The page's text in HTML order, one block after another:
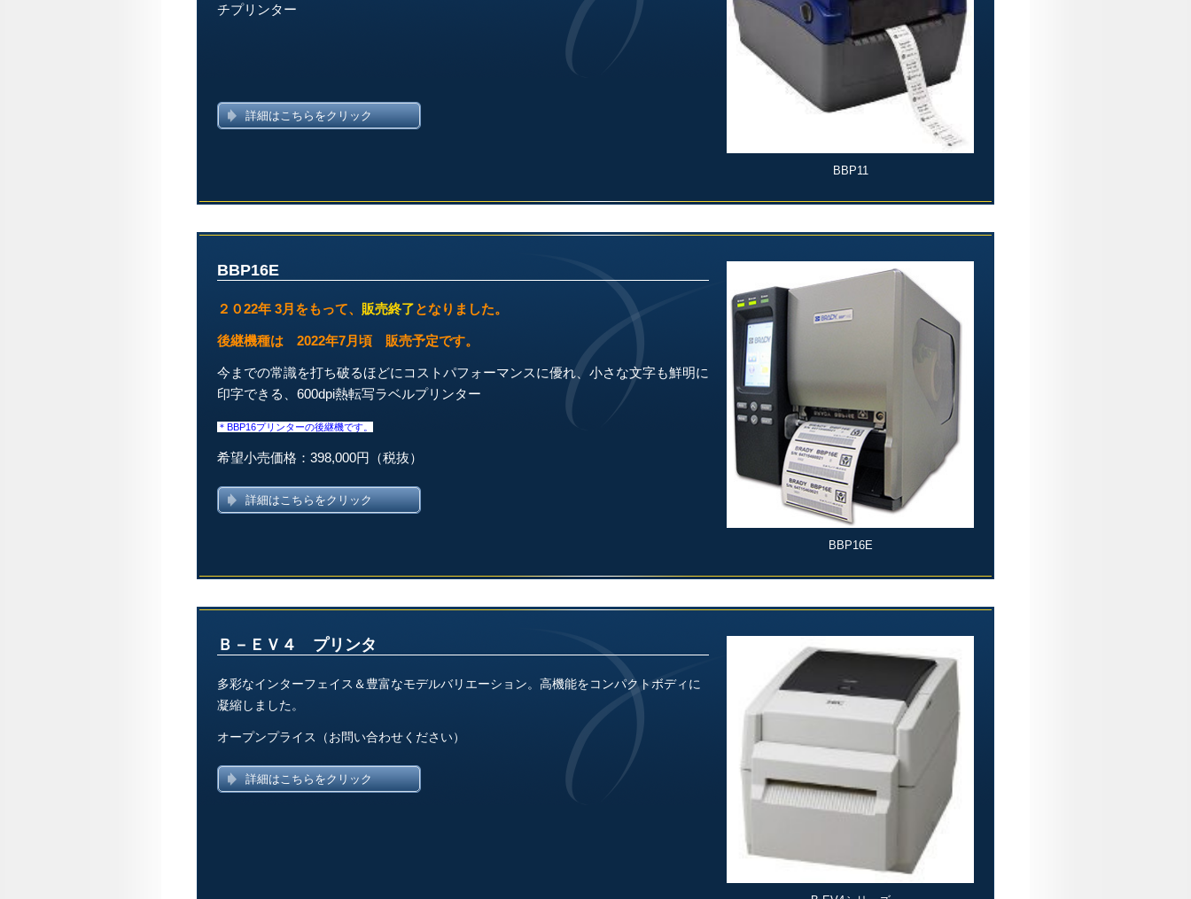
BBP11
チプリンター
詳細はこちらをクリック
BBP16E
BBP16E
２０22年 3月をもって、 販売終了となりました。
後継機種は 2022年7月頃 販売予定です。
今までの常識を打ち破るほどにコストパフォーマンスに優れ、小さな文字も鮮明に
印字できる、600dpi熱転写ラベルプリンター
＊BBP16プリンターの後継機です。
希望小売価格：398,000円（税抜）
詳細はこちらをクリック
Ｂ－ＥＶ４ プリンタ
多彩なインターフェイス＆豊富なモデルバリエーション。 高機能をコンパクトボディに
凝縮しました。
オープンプライス（お問い合わせください）
詳細はこちらをクリック